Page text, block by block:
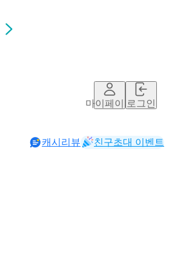
마이페이지로그인
캐시리뷰 친구초대 이벤트